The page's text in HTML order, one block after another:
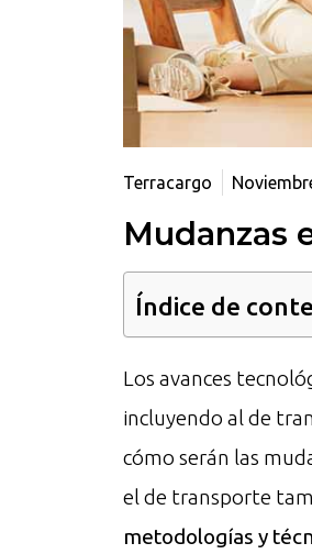
Terracargo
Mudanzas
Índice de
Los avances
incluyendo al de
cómo serán las
el de transporte
metodologías y